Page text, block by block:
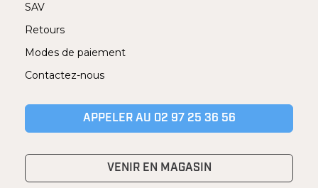
SAV
Retours
Modes de paiement
Contactez-nous
APPELER AU 02 97 25 36 56
VENIR EN MAGASIN